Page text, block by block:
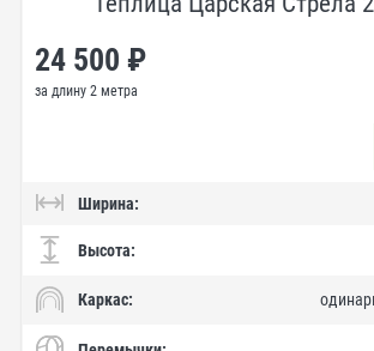
24 500 ₽
за длину 2 метра
Ширина:
Высота:
Каркас: